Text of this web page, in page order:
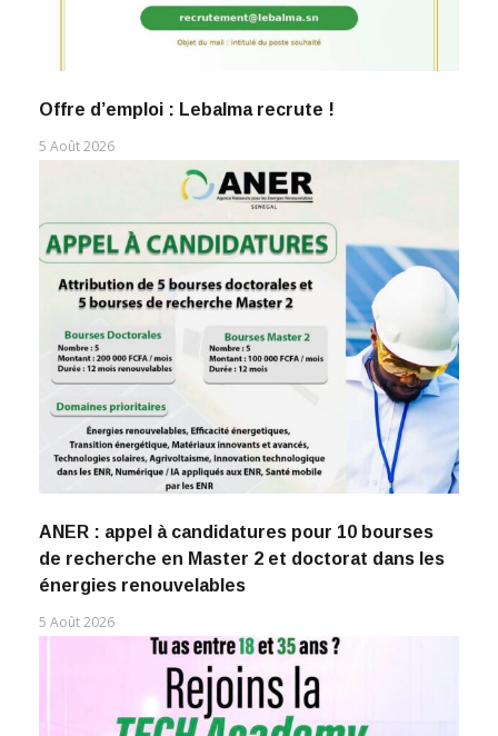
Offre d’emploi : Lebalma recrute !
5 Août 2026
ANER : appel à candidatures pour 10 bourses
de recherche en Master 2 et doctorat dans les
énergies renouvelables
5 Août 2026